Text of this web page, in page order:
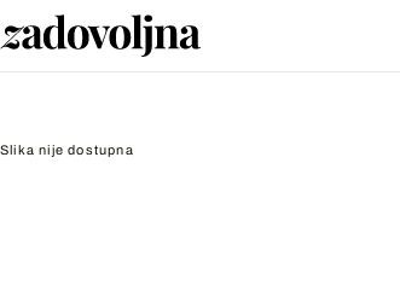
Slika nije dostupna